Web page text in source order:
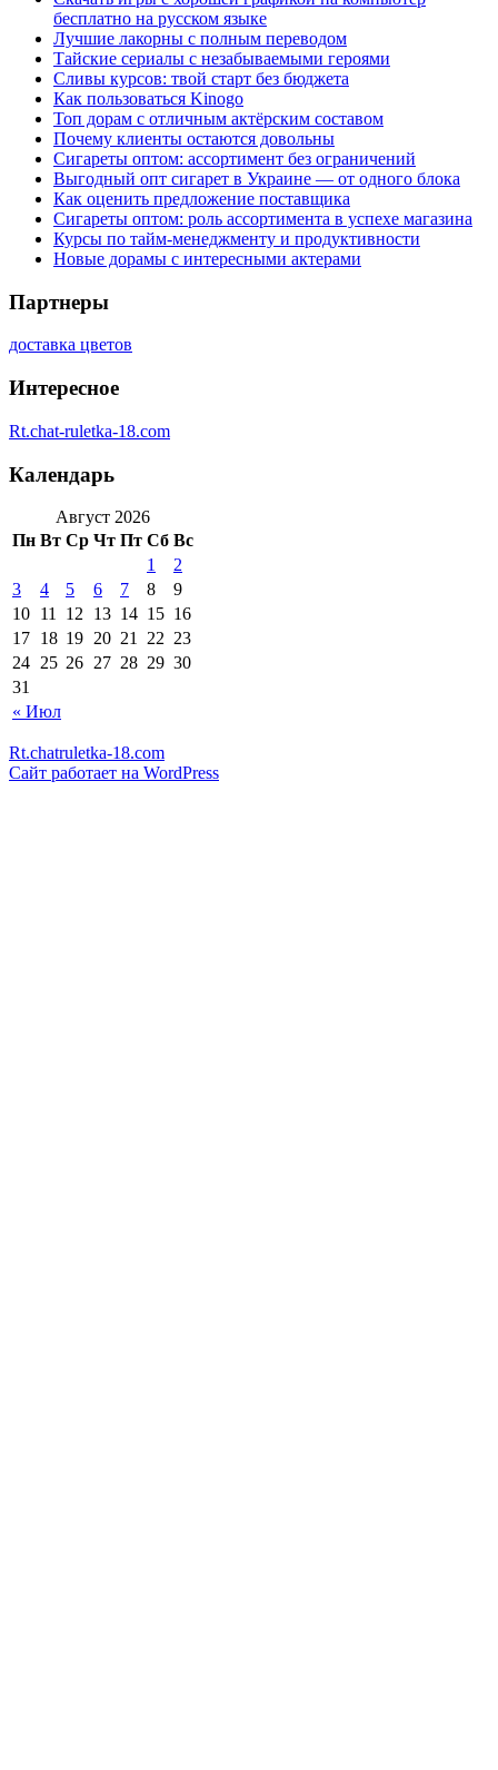
бесплатно на русском языке
Лучшие лакорны с полным переводом
Тайские сериалы с незабываемыми героями
Сливы курсов: твой старт без бюджета
Как пользоваться Kinogo
Топ дорам с отличным актёрским составом
Почему клиенты остаются довольны
Сигареты оптом: ассортимент без ограничений
Выгодный опт сигарет в Украине — от одного блока
Как оценить предложение поставщика
Сигареты оптом: роль ассортимента в успехе магазина
Курсы по тайм-менеджменту и продуктивности
Новые дорамы с интересными актерами
Партнеры
доставка цветов
Интересное
Rt.chat-ruletka-18.com
Календарь
Август 2026
Пн Вт Ср Чт Пт Сб Вс
« Июл
1
2
3
4 5 6 7 8
9
10 11 12 13 14 15 16
17 18 19 20 21 22 23
24 25 26 27 28 29 30
31
Rt.chatruletka-18.com
Сайт работает на WordPress